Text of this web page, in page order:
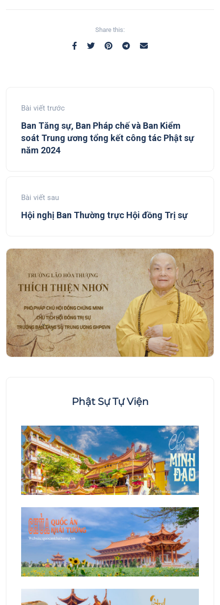
Share this:
Bài viết trước
Ban Tăng sự, Ban Pháp chế và Ban Kiểm
soát Trung ương tổng kết công tác Phật sự
năm 2024
Bài viết sau
Hội nghị Ban Thường trực Hội đồng Trị sự
Phật Sự Tự Viện